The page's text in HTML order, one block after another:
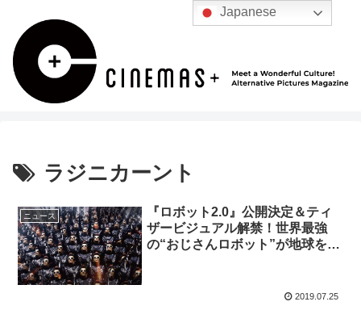
ラジニカーント
ニュース
『ロボット2.0』公開決定＆ティ
ザービジュアル解禁！世界最強
の“おじさんロボット”が地球を救
2019.07.25
Japanese